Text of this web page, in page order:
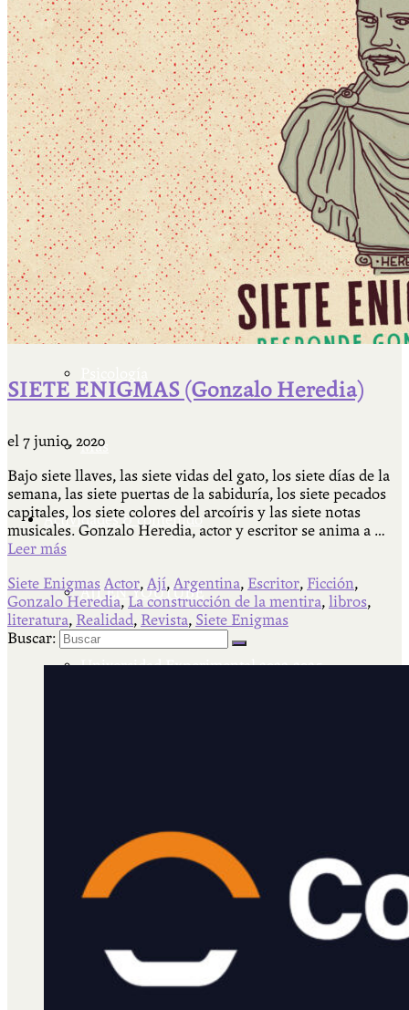
Escriben & participan
Actualidad y sociedad
Educación
Literatura
Filosofía
Más
Actividades & contenido
AJÍ EN YOUTUBE
Universidad Experimental 2022-2025
Cátedra Bailable 2018
Más
SIETE ENIGMAS (Gonzalo Heredia)
el 7 junio, 2020
Bajo siete llaves, las siete vidas del gato, los siete días de la
semana, las siete puertas de la sabiduría, los siete pecados
capitales, los siete colores del arcoíris y las siete notas
musicales. Gonzalo Heredia, actor y escritor se anima a …
Leer más
Siete Enigmas Actor, Ají, Argentina, Escritor, Ficción,
Gonzalo Heredia, La construcción de la mentira, libros,
literatura, Realidad, Revista, Siete Enigmas
Buscar: